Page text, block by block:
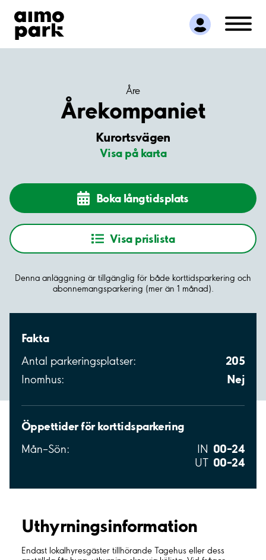
Hitta parkering
Samarbete
Kundservice
Åre
Årekompaniet
Kurortsvägen
Visa på karta
Boka långtidsplats
Visa prislista
Denna anläggning är tillgänglig för både korttidsparkering och
abonnemangsparkering (mer än 1 månad).
Fakta
Antal parkeringsplatser: 205
Inomhus: Nej
Öppettider för korttidsparkering
Mån–Sön: IN 00–24
UT 00–24
Uthyrnings­information
Endast lokalhyresgäster tillhörande Tagehus eller dess